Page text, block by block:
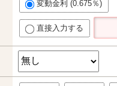
変動金利 (0.675％)
直接入力する